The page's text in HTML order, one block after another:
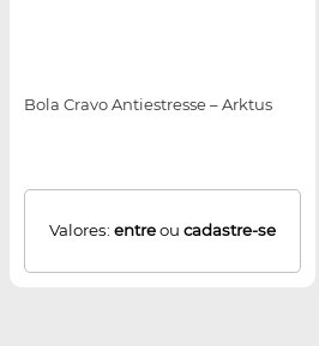
Bola Cravo Antiestresse – Arktus
Valores: entreou cadastre-se